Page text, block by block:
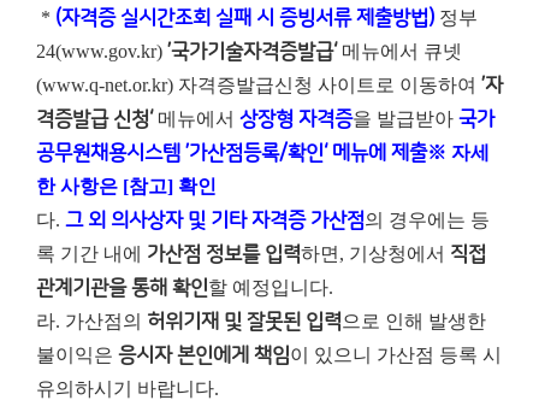
* (자격증 실시간조회 실패 시 증빙서류 제출방법) 정부
24(www.gov.kr) ’국가기술자격증발급‘ 메뉴에서 큐넷
(www.q-net.or.kr) 자격증발급신청 사이트로 이동하여 ’자
격증발급 신청‘ 메뉴에서 상장형 자격증을 발급받아 국가
공무원채용시스템 ’가산점등록/확인‘ 메뉴에 제출※ 자세
한 사항은 [참고] 확인
다. 그 외 의사상자 및 기타 자격증 가산점의 경우에는 등
록 기간 내에 가산점 정보를 입력하면, 기상청에서 직접
관계기관을 통해 확인할 예정입니다.
라. 가산점의 허위기재 및 잘못된 입력으로 인해 발생한
불이익은 응시자 본인에게 책임이 있으니 가산점 등록 시
유의하시기 바랍니다.